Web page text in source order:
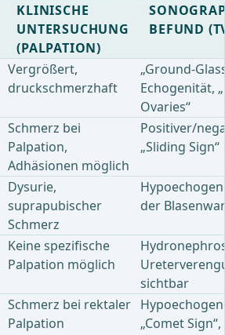
KLINISCHE
UNTERSUCHUNG
(PALPATION)
BEFUND
Vergrößert,
druckschmerzhaft
„Ground-
Echogenität,
Ovaries“
Schmerz bei
Palpation,
Adhäsionen möglich
Positiver/
„Sliding Sign“
Dysurie,
suprapubischer
Schmerz
der
Keine spezifische
Palpation möglich
sichtbar
Schmerz bei rektaler
Palpation
„Comet